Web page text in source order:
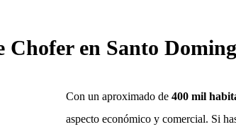
Chofer en Santo
Con un aproximado de 400 mil
aspecto económico y comercial. Si